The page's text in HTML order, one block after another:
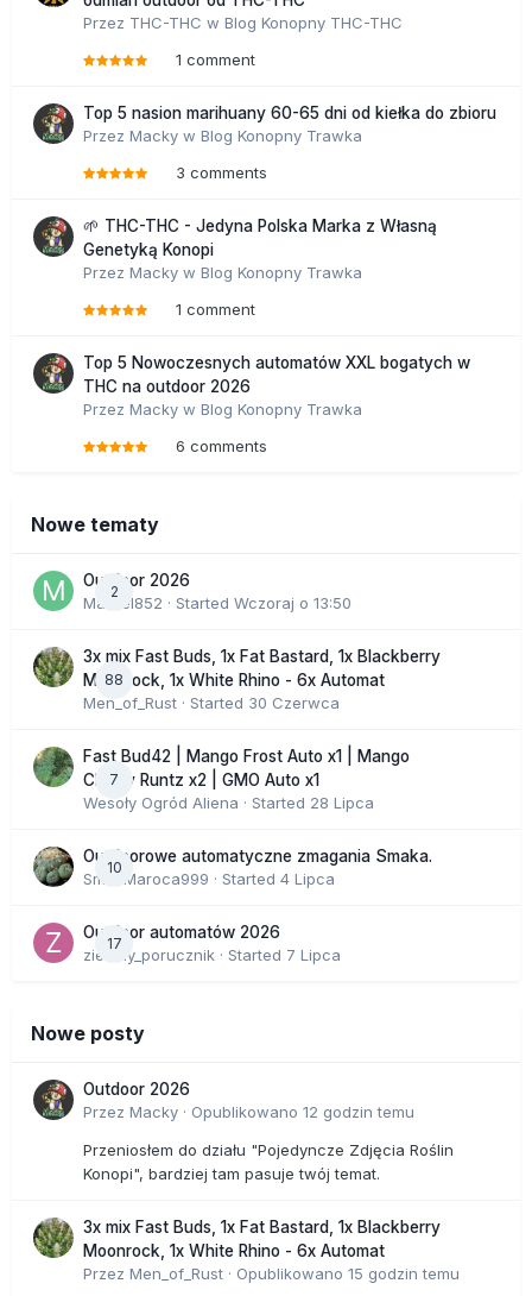
Przez THC-THC w Blog Konopny THC-THC
1 comment
Top 5 nasion marihuany 60-65 dni od kiełka do zbioru
Przez Macky w Blog Konopny Trawka
3 comments
🌱 THC-THC - Jedyna Polska Marka z Własną
Genetyką Konopi
Przez Macky w Blog Konopny Trawka
1 comment
Top 5 Nowoczesnych automatów XXL bogatych w
THC na outdoor 2026
Przez Macky w Blog Konopny Trawka
6 comments
Nowe tematy
2
Outdoor 2026
Marcel852 · Started Wczoraj o 13:50
88
3x mix Fast Buds, 1x Fat Bastard, 1x Blackberry
Moonrock, 1x White Rhino - 6x Automat
Men_of_Rust · Started 30 Czerwca
7
Fast Bud42 | Mango Frost Auto x1 | Mango
Cherry Runtz x2 | GMO Auto x1
Wesoły Ogród Aliena · Started 28 Lipca
10
Outdoorowe automatyczne zmagania Smaka.
SmakMaroca999 · Started 4 Lipca
17
Outdoor automatów 2026
zielony_porucznik · Started 7 Lipca
Nowe posty
Outdoor 2026
Przez Macky · Opublikowano 12 godzin temu
Przeniosłem do działu "Pojedyncze Zdjęcia Roślin
Konopi", bardziej tam pasuje twój temat.
3x mix Fast Buds, 1x Fat Bastard, 1x Blackberry
Moonrock, 1x White Rhino - 6x Automat
Przez Men_of_Rust · Opublikowano 15 godzin temu